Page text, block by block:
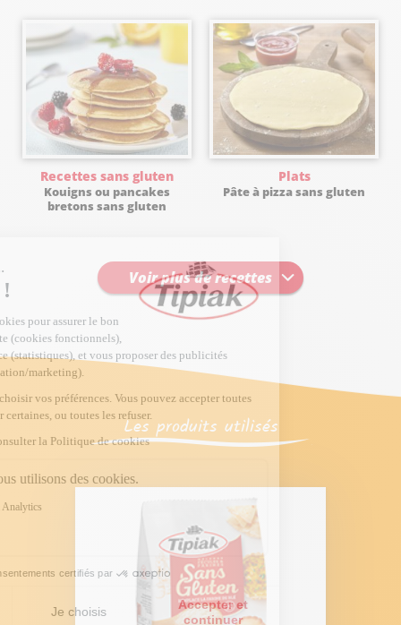
Recettes sans gluten
Kouigns ou pancakes
bretons sans gluten
Plats
Pâte à pizza sans gluten
Voir plus de recettes
Les produits utilisés